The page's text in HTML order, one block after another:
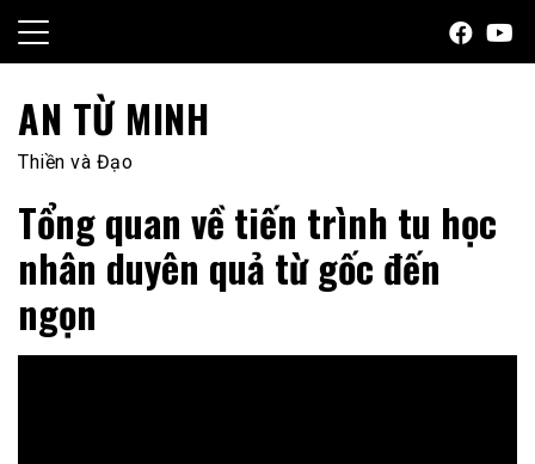
content
AN TỪ MINH
Thiền và Đạo
Tổng quan về tiến trình tu học
nhân duyên quả từ gốc đến
ngọn